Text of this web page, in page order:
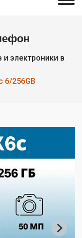
электроники в
6/256GB